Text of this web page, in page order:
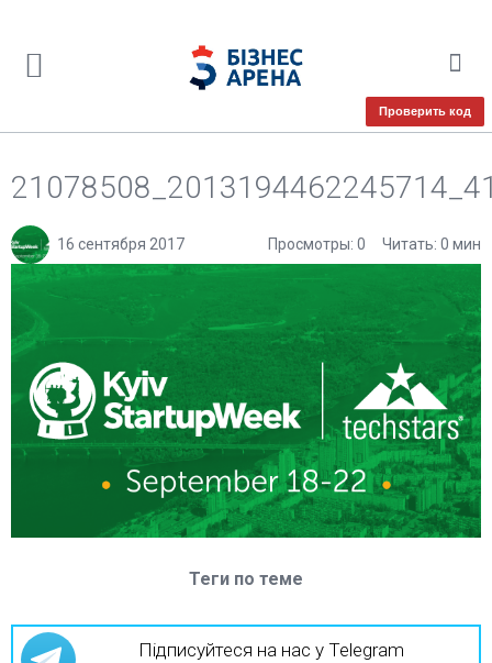
Проверить код
16 сентября 2017 Читать: 0 мин
Просмотры: 0
Теги по теме
Підписуйтеся на нас у Telegram